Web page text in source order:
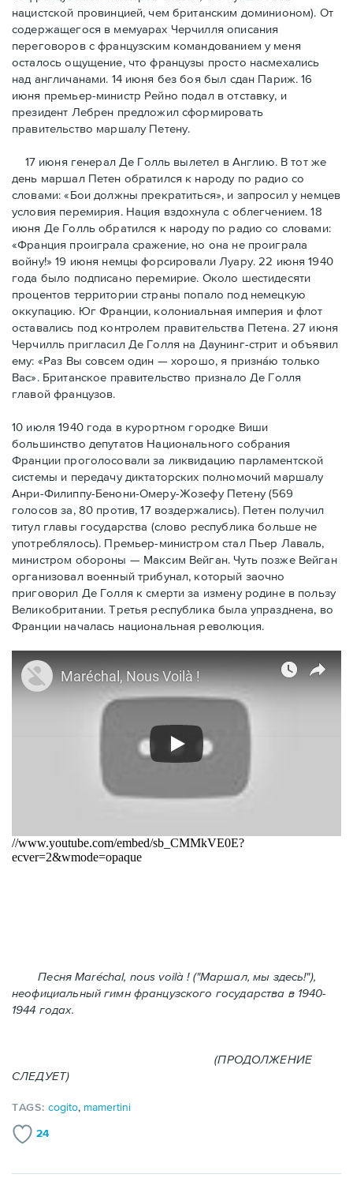
нацистской провинцией, чем британским доминионом). От
содержащегося в мемуарах Черчилля описания
переговоров с французским командованием у меня
осталось ощущение, что французы просто насмехались
над англичанами. 14 июня без боя был сдан Париж. 16
июня премьер-министр Рейно подал в отставку, и
президент Лебрен предложил сформировать
правительство маршалу Петену.
17 июня генерал Де Голль вылетел в Англию. В тот же
день маршал Петен обратился к народу по радио со
словами: «Бои должны прекратиться», и запросил у немцев
условия перемирия. Нация вздохнула с облегчением. 18
июня Де Голль обратился к народу по радио со словами:
«Франция проиграла сражение, но она не проиграла
войну!» 19 июня немцы форсировали Луару. 22 июня 1940
года было подписано перемирие. Около шестидесяти
процентов территории страны попало под немецкую
оккупацию. Юг Франции, колониальная империя и флот
оставались под контролем правительства Петена. 27 июня
Черчилль пригласил Де Голля на Даунинг-стрит и объявил
ему: «Раз Вы совсем один — хорошо, я признáю только
Вас». Британское правительство признало Де Голля
главой французов.
10 июля 1940 года в курортном городке Виши
большинство депутатов Национального собрания
Франции проголосовали за ликвидацию парламентской
системы и передачу диктаторских полномочий маршалу
Анри-Филиппу-Бенони-Омеру-Жозефу Петену (569
голосов за, 80 против, 17 воздержались). Петен получил
титул главы государства (слово республика больше не
употреблялось). Премьер-министром стал Пьер Лаваль,
министром обороны — Максим Вейган. Чуть позже Вейган
организовал военный трибунал, который заочно
приговорил Де Голля к смерти за измену родине в пользу
Великобритании. Третья республика была упразднена, во
Франции началась национальная революция.
Песня Maréchal, nous voilà ! ("Маршал, мы здесь!"),
неофициальный гимн французского государства в 1940-
1944 годах.
(ПРОДОЛЖЕНИЕ
СЛЕДУЕТ)
TAGS:cogito, mamertini
24